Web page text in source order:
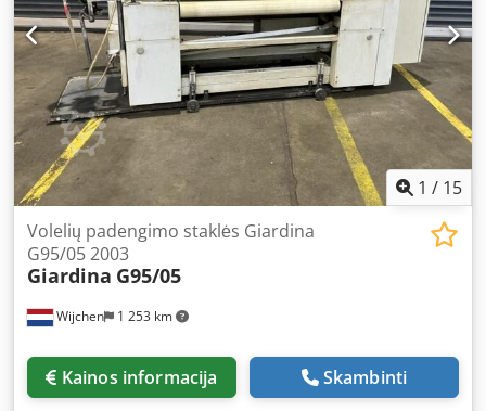
įsigyti iš karto. Pilnai veikianti. Nuolat naudojama. Galima
apžiūrėti. Dokumentacija ir CE sertifikatas pridedami.
1 / 15
Wijchen 1 253 km
Volelių padengimo staklės Giardina
G95/05 2003
Giardina G95/05
Kainos informacija Skambinti